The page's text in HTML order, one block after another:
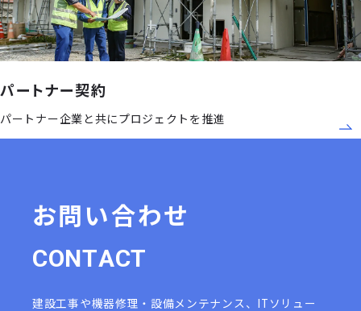
パートナー契約
パートナー企業と共にプロジェクトを推進
お問い合わせ
CONTACT
建設工事や機器修理・設備メンテナンス、ITソリュー